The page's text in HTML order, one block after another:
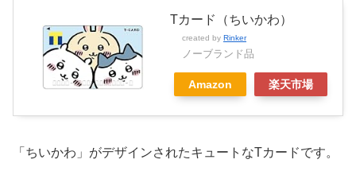
Tカード（ちいかわ）
created by Rinker
ノーブランド品
Amazon 楽天市場
「ちいかわ」がデザインされたキュートなTカードです。